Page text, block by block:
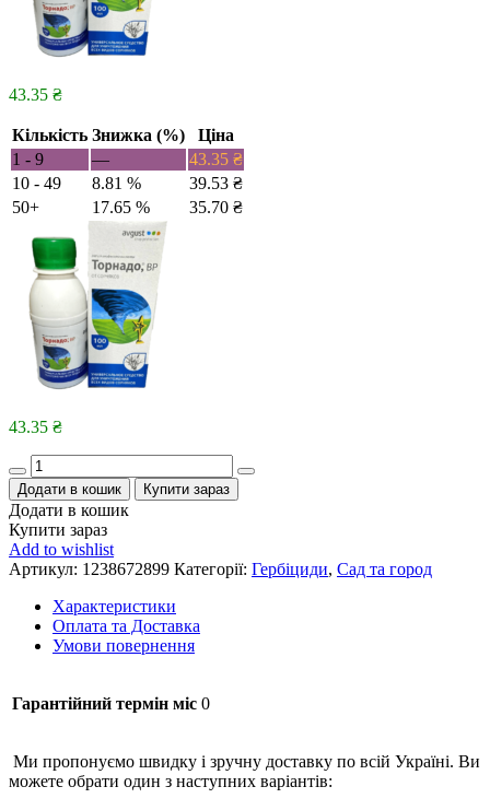
43.35 ₴
Кількість Знижка (%)
Ціна
1 - 9
— 43.35 ₴
10 - 49
8.81 % 39.53 ₴
50+
17.65 % 35.70 ₴
43.35 ₴
Quantity
Додати в кошик Купити зараз
Додати в кошик
Купити зараз
Add to wishlist
Артикул: 1238672899 Категорії: Гербіциди, Сад та город
Характеристики
Оплата та Доставка
Умови повернення
Гарантійний термін міс 0
Ми пропонуємо швидку і зручну доставку по всій Україні. Ви
можете обрати один з наступних варіантів: